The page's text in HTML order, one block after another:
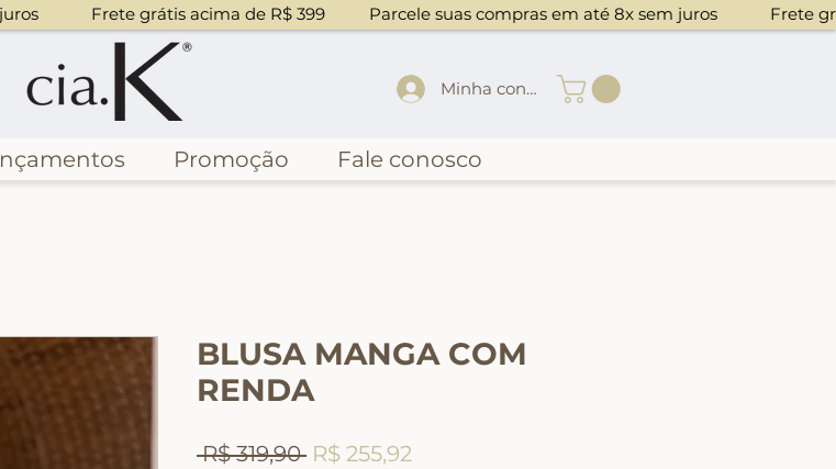
Minha conta
Promoção Fale conosco
BLUSA MANGA COM
RENDA
R$ 319,90 Preço normal
R$ 255,92